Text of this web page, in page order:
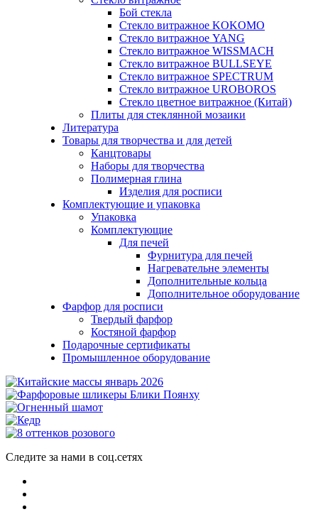
Бой стекла
Стекло витражное KOKOMO
Стекло витражное YANG
Стекло витражное WISSMACH
Стекло витражное BULLSEYE
Стекло витражное SPECTRUM
Стекло витражное UROBOROS
Стекло цветное витражное (Китай)
Плиты для стеклянной мозаики
Литература
Товары для творчества и для детей
Канцтовары
Наборы для творчества
Полимерная глина
Изделия для росписи
Комплектующие и упаковка
Упаковка
Комплектующие
Для печей
Фурнитура для печей
Нагревательне элементы
Дополнительные кольца
Дополнительное оборудование
Фарфор для росписи
Твердый фарфор
Костяной фарфор
Подарочные сертификаты
Промышленное оборудование
Следите за нами в соц.сетях